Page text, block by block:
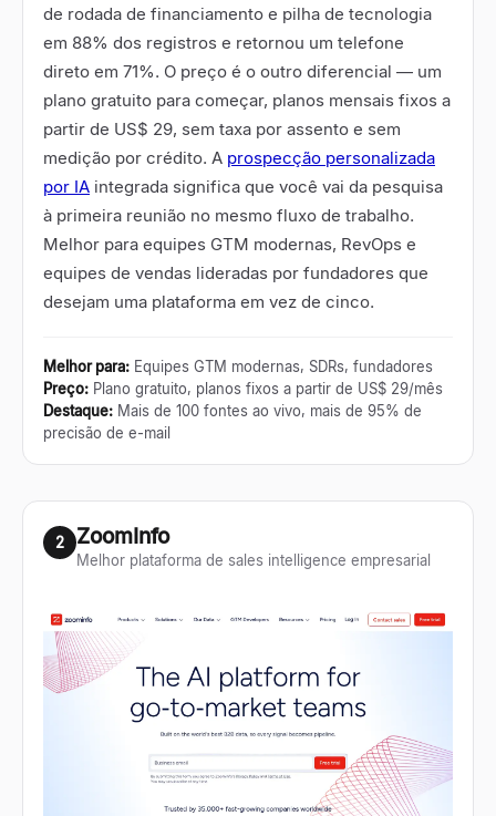
de rodada de financiamento e pilha de tecnologia
em 88% dos registros e retornou um telefone
direto em 71%. O preço é o outro diferencial — um
plano gratuito para começar, planos mensais fixos a
partir de US$ 29, sem taxa por assento e sem
medição por crédito. A prospecção personalizada
por IA integrada significa que você vai da pesquisa
à primeira reunião no mesmo fluxo de trabalho.
Melhor para equipes GTM modernas, RevOps e
equipes de vendas lideradas por fundadores que
desejam uma plataforma em vez de cinco.
Melhor para: Equipes GTM modernas, SDRs, fundadores
Preço: Plano gratuito, planos fixos a partir de US$ 29/mês
Destaque: Mais de 100 fontes ao vivo, mais de 95% de
precisão de e-mail
2 ZoomInfo
Melhor plataforma de sales intelligence empresarial